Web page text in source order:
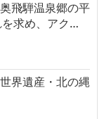
飛騨温泉郷の平
求め、アク…
界遺産・北の縄